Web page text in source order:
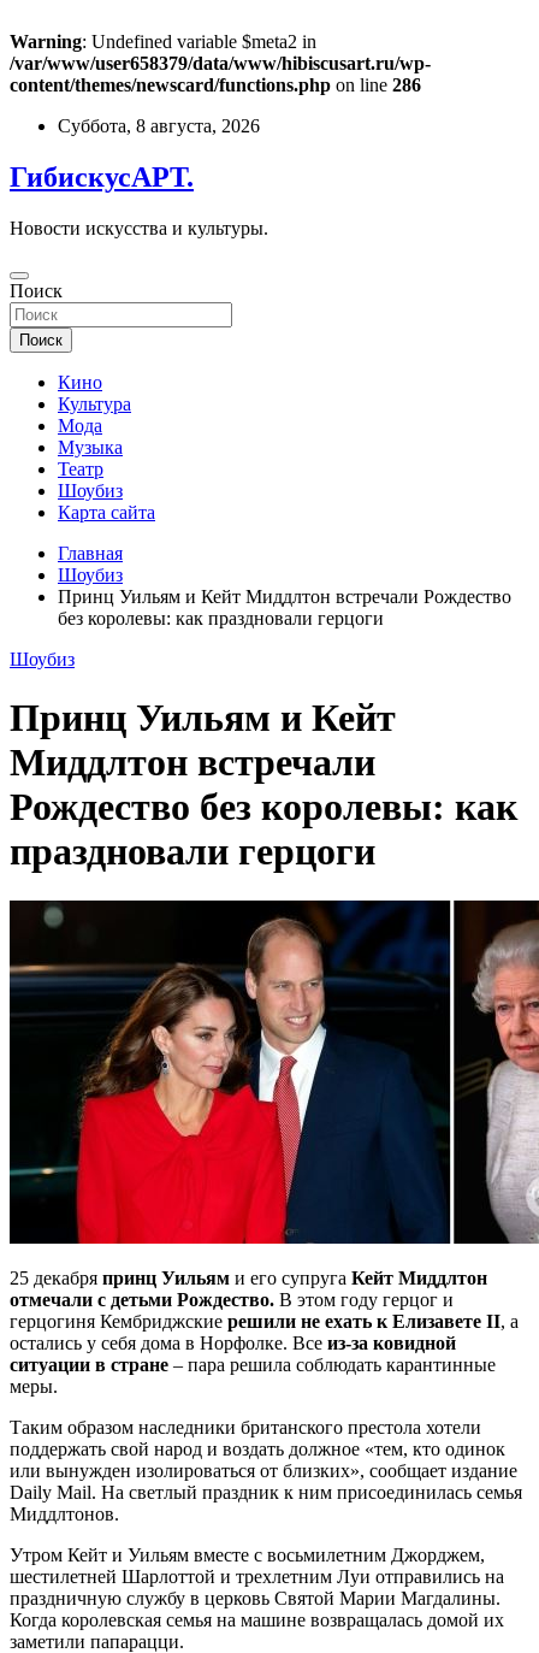
Warning: Undefined variable $meta2 in
/var/www/user658379/data/www/hibiscusart.ru/wp-
content/themes/newscard/functions.php on line 286
Перейти
содержимому
Суббота, 8 августа, 2026
ГибискусАРТ.
Новости искусства и культуры.
Поиск
Поиск
Кино
Культура
Мода
Музыка
Театр
Шоубиз
Карта сайта
Главная
Шоубиз
Принц Уильям и Кейт Миддлтон встречали Рождество
без королевы: как праздновали герцоги
Шоубиз
Принц Уильям и Кейт
Миддлтон встречали
Рождество без королевы: как
праздновали герцоги
25 декабря принц Уильям и его супруга Кейт Миддлтон
отмечали с детьми Рождество. В этом году герцог и
герцогиня Кембриджские решили не ехать к Елизавете II, а
остались у себя дома в Норфолке. Все из-за ковидной
ситуации в стране – пара решила соблюдать карантинные
меры.
Таким образом наследники британского престола хотели
поддержать свой народ и воздать должное «тем, кто одинок
или вынужден изолироваться от близких», сообщает издание
Daily Mail. На светлый праздник к ним присоединилась семья
Миддлтонов.
Утром Кейт и Уильям вместе с восьмилетним Джорджем,
шестилетней Шарлоттой и трехлетним Луи отправились на
праздничную службу в церковь Святой Марии Магдалины.
Когда королевская семья на машине возвращалась домой их
заметили папарацци.